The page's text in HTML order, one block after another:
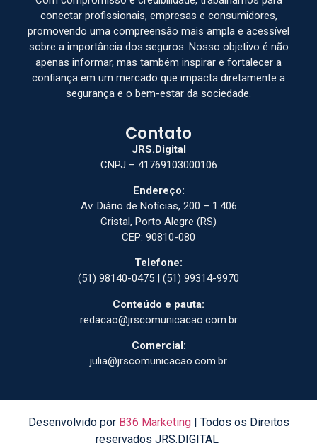
conectar profissionais, empresas e consumidores,
promovendo uma compreensão mais ampla e acessível
sobre a importância dos seguros. Nosso objetivo é não
apenas informar, mas também inspirar e fortalecer a
confiança em um mercado que impacta diretamente a
segurança e o bem-estar da sociedade.
Contato
JRS.Digital
CNPJ – 41769103000106
Endereço:
Av. Diário de Notícias, 200 – 1.406
Cristal, Porto Alegre (RS)
CEP: 90810-080
Telefone:
(51) 98140-0475 | (51) 99314-9970
Conteúdo e pauta:
redacao@jrscomunicacao.com.br
Comercial:
julia@jrscomunicacao.com.br
Desenvolvido por B36 Marketing| Todos os Direitos
reservados JRS.DIGITAL